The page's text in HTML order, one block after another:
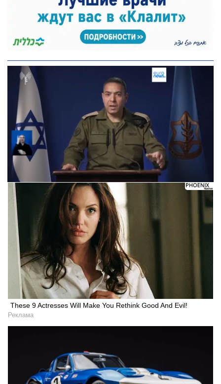
These 9 Actresses Will Make You Rethink Good And Evil!
Реклама